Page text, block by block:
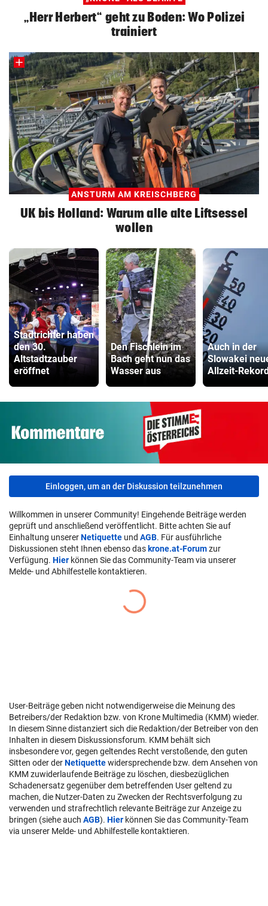
„Herr Herbert“ geht zu Boden: Wo Polizei
trainiert
ANSTURM AM KREISCHBERG
UK bis Holland: Warum alle alte Liftsessel
wollen
Stadtrichter haben
den 30.
Altstadtzauber
eröffnet
Den Fischlein im
Bach geht nun das
Wasser aus
Auch in der
Slowakei
Allzeit-
Einloggen, um an der Diskussion teilzunehmen
Willkommen in unserer Community! Eingehende Beiträge werden
geprüft und anschließend veröffentlicht. Bitte achten Sie auf
Einhaltung unsererNetiquette und AGB. Für ausführliche
Diskussionen steht Ihnen ebenso das krone.at-Forumzur
Verfügung. Hier können Sie das Community-Team via unserer
Melde- und Abhilfestelle kontaktieren.
User-Beiträge geben nicht notwendigerweise die Meinung des
Betreibers/der Redaktion bzw. von Krone Multimedia (KMM) wieder.
In diesem Sinne distanziert sich die Redaktion/der Betreiber von den
Inhalten in diesem Diskussionsforum. KMM behält sich
insbesondere vor, gegen geltendes Recht verstoßende, den guten
Sitten oder derNetiquettewidersprechende bzw. dem Ansehen von
KMM zuwiderlaufende Beiträge zu löschen, diesbezüglichen
Schadenersatz gegenüber dem betreffenden User geltend zu
machen, die Nutzer-Daten zu Zwecken der Rechtsverfolgung zu
verwenden und strafrechtlich relevante Beiträge zur Anzeige zu
bringen (siehe auch AGB). Hier können Sie das Community-Team
via unserer Melde- und Abhilfestelle kontaktieren.